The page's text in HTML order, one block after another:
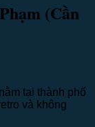
(Cần
tại thành phố
và không